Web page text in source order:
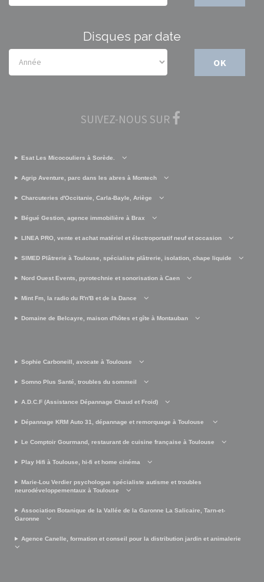
Disques par date
OK
SUIVEZ-NOUS SUR
Esat Les Micocouliers à Sorède.
Agrip Aventure, parc dans les abres à Montech
Charcuteries d'Occitanie, Carla-Bayle, Ariège
Bégué Gestion, agence immobilière à Brax
LINEA PRO, vente et achat matériel et électroportatif neuf et occasion
SIMED Plâtrerie à Toulouse, spécialiste plâtrerie, isolation, chape liquide
Nord Ouest Events, pyrotechnie et sonorisation à Caen
Mint Fm, la radio du R'n'B et de la Dance
Domaine de Belcayre, maison d'hôtes et gîte à Montauban
Sophie Carboneill, avocate à Toulouse
Somno Plus Santé, troubles du sommeil
A.D.C.F (Assistance Dépannage Chaud et Froid)
Dépannage KRM Auto 31, dépannage et remorquage à Toulouse
Le Comptoir Gourmand, restaurant de cuisine française à Toulouse
Play Hifi à Toulouse, hi-fi et home cinéma
Marie-Lou Verdier psychologue spécialiste autisme et troubles
neurodéveloppementaux à Toulouse
Association Botanique de la Vallée de la Garonne La Salicaire, Tarn-et-
Garonne
Agence Canelle, formation et conseil pour la distribution jardin et animalerie